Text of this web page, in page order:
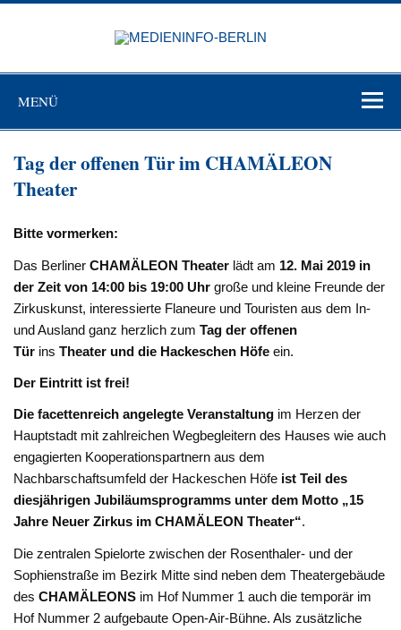
Zum
MENÜ
Tag der offenen Tür im CHAMÄLEON
Theater
Bitte vormerken:
Das BerlinerCHAMÄLEON Theater lädt am 12. Mai 2019 in
der Zeit von 14:00 bis 19:00 Uhr große und kleine Freunde der
Zirkuskunst, interessierte Flaneure und Touristen aus dem In-
und Ausland ganz herzlich zumTag der offenen
Tür insTheater und die Hackeschen Höfeein.
Der Eintritt ist frei!
Die facettenreich angelegte Veranstaltung im Herzen der
Hauptstadt mit zahlreichen Wegbegleitern des Hauses wie auch
engagierten Kooperationspartnern aus dem
Nachbarschaftsumfeld der Hackeschen Höfe ist Teil des
diesjährigen Jubiläumsprogramms unter dem Motto „15
Jahre Neuer Zirkus im CHAMÄLEON Theater“.
Die zentralen Spielorte zwischen der Rosenthaler- und der
Sophienstraße im Bezirk Mitte sind neben dem Theatergebäude
desCHAMÄLEONS im Hof Nummer 1 auch die temporär im
Hof Nummer 2 aufgebaute Open-Air-Bühne. Als zusätzliche